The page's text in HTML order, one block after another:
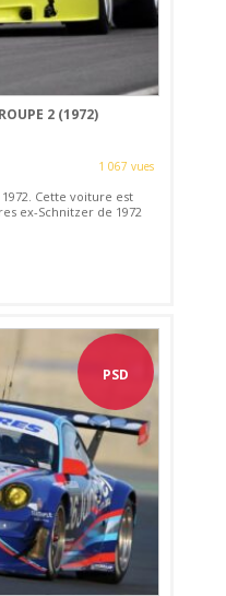
2 (1972)
1 067 vues
1972. Cette voiture est
ex-Schnitzer de 1972
PSD